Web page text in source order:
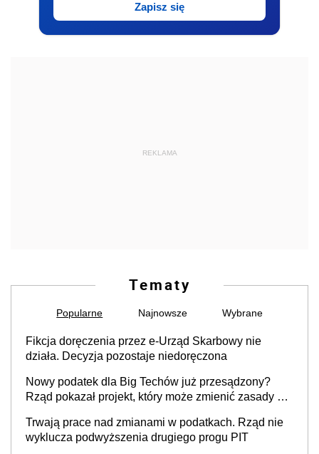
Zapisz się
REKLAMA
Tematy
Popularne Najnowsze Wybrane
Fikcja doręczenia przez e-Urząd Skarbowy nie
działa. Decyzja pozostaje niedoręczona
Nowy podatek dla Big Techów już przesądzony?
Rząd pokazał projekt, który może zmienić zasady gry
Trwają prace nad zmianami w podatkach. Rząd nie
wyklucza podwyższenia drugiego progu PIT